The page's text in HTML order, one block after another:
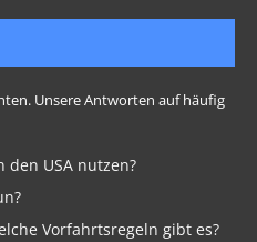
Unsere Antworten auf häufig
USA nutzen?
Vorfahrtsregeln gibt es?